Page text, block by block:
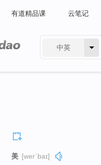
有道精品课 云笔记
中英
美 [werˈbaɪ]